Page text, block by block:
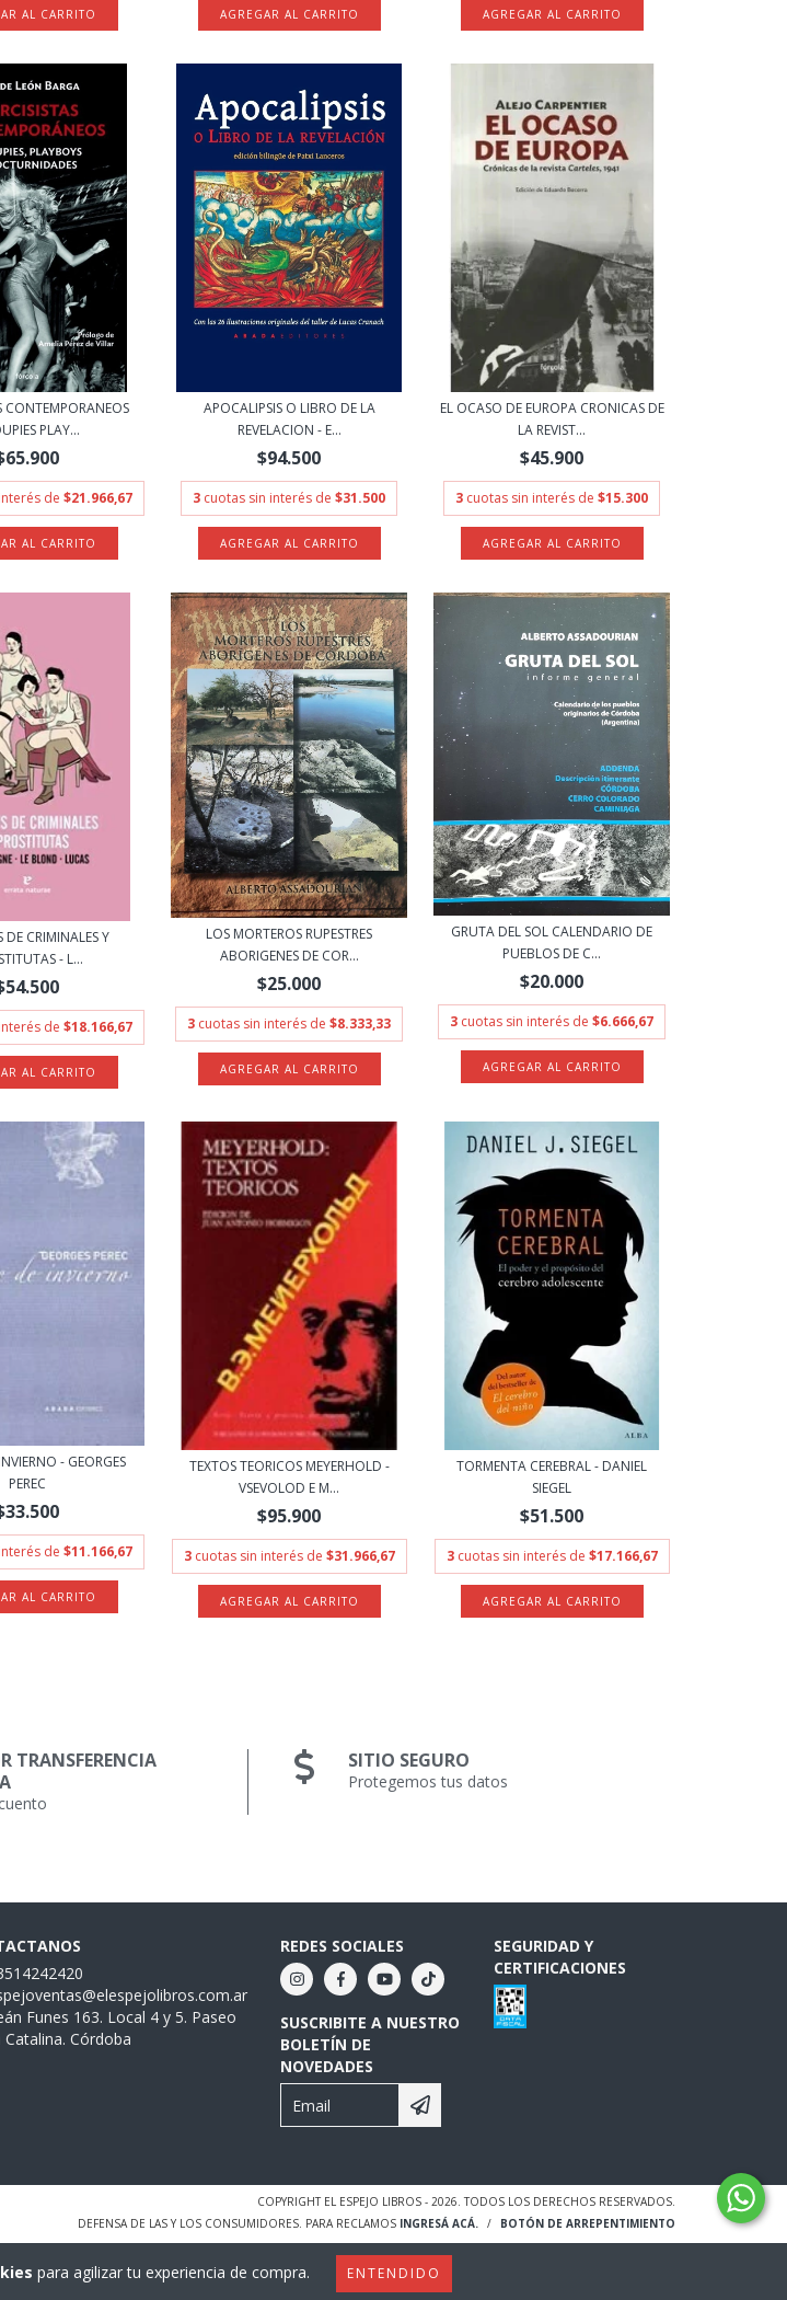
para agilizar tu experiencia de compra. ENTENDIDO
CONTEMPORANEOS
PLAY...
de$21.966,67
APOCALIPSIS O LIBRO DE LA
REVELACION - E...
$94.500
3 cuotas sin interés de$31.500
EL OCASO DE EUROPA CRONICAS DE
LA REVIST...
$45.900
3 cuotas sin interés de$15.300
DE CRIMINALES Y
- L...
de$18.166,67
LOS MORTEROS RUPESTRES
ABORIGENES DE COR...
$25.000
3 cuotas sin interés de$8.333,33
GRUTA DEL SOL CALENDARIO DE
PUEBLOS DE C...
$20.000
3 cuotas sin interés de$6.666,67
- GEORGES
PEREC
de$11.166,67
TEXTOS TEORICOS MEYERHOLD -
VSEVOLOD E M...
$95.900
3 cuotas sin interés de $31.966,67
TORMENTA CEREBRAL - DANIEL
SIEGEL
$51.500
3 cuotas sin interés de $17.166,67
TRANSFERENCIA
SITIO SEGURO
Protegemos tus datos
Funes 163. Local 4 y 5. Paseo
Catalina. Córdoba
REDES SOCIALES
SUSCRIBITE A NUESTRO
BOLETÍN DE
NOVEDADES
SEGURIDAD Y
CERTIFICACIONES
COPYRIGHT EL ESPEJO LIBROS - 2026. TODOS LOS DERECHOS RESERVADOS.
DEFENSA DE LAS Y LOS CONSUMIDORES. PARA RECLAMOS INGRESÁ ACÁ. / BOTÓN DE ARREPENTIMIENTO